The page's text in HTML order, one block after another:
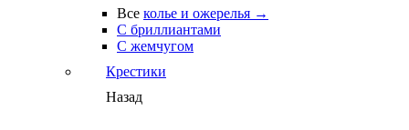
Все колье и ожерелья →
С бриллиантами
С жемчугом
Крестики
Назад